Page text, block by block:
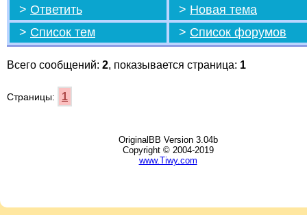
> Ответить > Новая тема
> Список тем > Список форумов
Всего сообщений: 2, показывается страница: 1
Страницы: 1
OriginalBB Version 3.04b
Copyright © 2004-2019
www.Tiwy.com